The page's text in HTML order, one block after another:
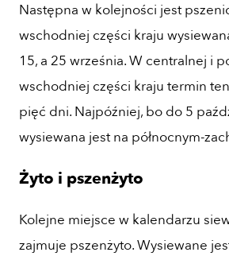
Następna w kolejności jest
wschodniej części kraju
15, a 25 września. W centralnej i
wschodniej części kraju termin
pięć dni. Najpóźniej, bo do 5
wysiewana jest na północnym-
Żyto i pszenżyto
Kolejne miejsce w kalendarzu
zajmuje pszenżyto. Wysiewane